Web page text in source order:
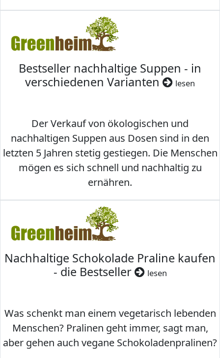
Bestseller nachhaltige Suppen - in
verschiedenen Varianten
lesen
Der Verkauf von ökologischen und
nachhaltigen Suppen aus Dosen sind in den
letzten 5 Jahren stetig gestiegen. Die Menschen
mögen es sich schnell und nachhaltig zu
ernähren.
Nachhaltige Schokolade Praline kaufen
- die Bestseller
lesen
Was schenkt man einem vegetarisch lebenden
Menschen? Pralinen geht immer, sagt man,
aber gehen auch vegane Schokoladenpralinen?